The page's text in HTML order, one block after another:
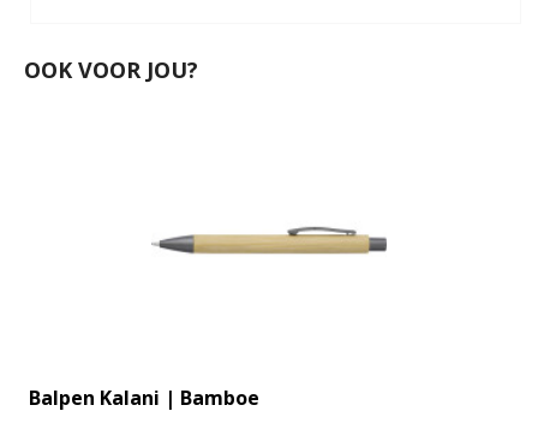
OOK VOOR JOU?
Balpen Kalani | Bamboe